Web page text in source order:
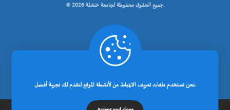
© جميع الحقوق محفوظة لجامعة خنشلة 2026.
.
نحن نستخدم ملفات تعريف الارتباط من لأنشطة الموقع لنقدم لك تجربة أفضل.